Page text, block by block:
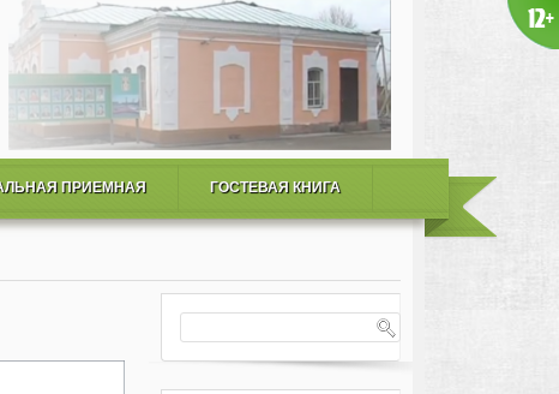
ПРИЕМНАЯ ГОСТЕВАЯ КНИГА